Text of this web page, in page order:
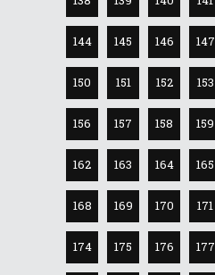
144 145 146 147
150 151 152 153
156 157 158 159
162 163 164 165
168 169 170 171
174 175 176 177